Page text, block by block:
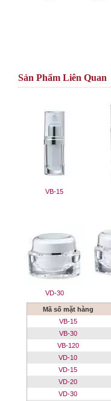
Sản Phẩm Liên Quan
VB-15
VD-30
Mã số mặt hàng
VB-15
VB-30
VB-120
VD-10
VD-15
VD-20
VD-30